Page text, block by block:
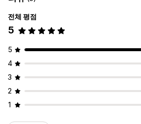
전체 평점
5
5
4
3
2
1